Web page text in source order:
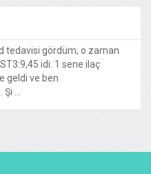
tedavisi gördüm, o zaman
idi. 1 sene ilaç
geldi ve ben
...